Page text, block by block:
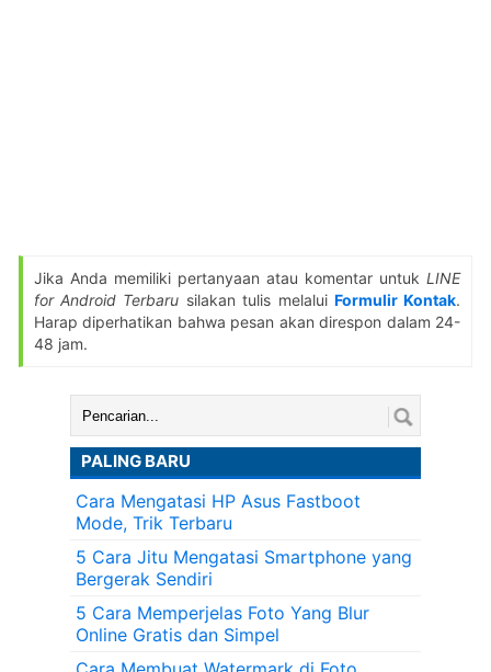
Jika Anda memiliki pertanyaan atau komentar untukLINE
for Android Terbaru silakan tulis melalui Formulir Kontak.
Harap diperhatikan bahwa pesan akan direspon dalam 24-
48 jam.
Cari:
PALING BARU
Cara Mengatasi HP Asus Fastboot
Mode, Trik Terbaru
5 Cara Jitu Mengatasi Smartphone yang
Bergerak Sendiri
5 Cara Memperjelas Foto Yang Blur
Online Gratis dan Simpel